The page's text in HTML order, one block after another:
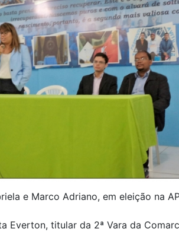
e Marco Adriano, em eleição na
Everton, titular da 2ª Vara da